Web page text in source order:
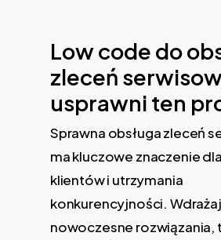
Low code do
zleceń
usprawni ten
Sprawna obsługa zleceń
ma kluczowe znaczenie
klientów i utrzymania
konkurencyjności.
nowoczesne rozwiązania,